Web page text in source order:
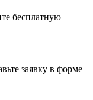
бесплатную
заявку в форме